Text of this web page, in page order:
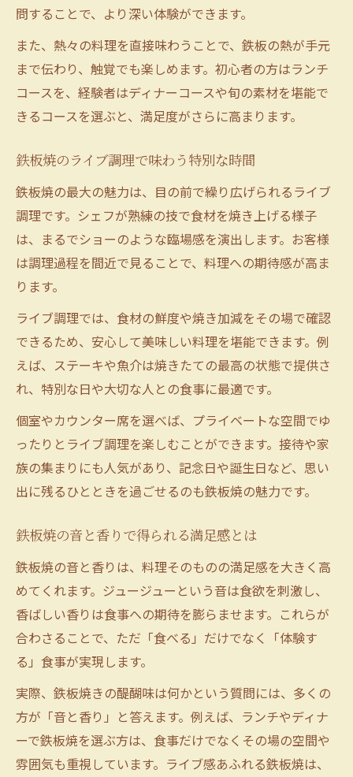
問することで、より深い体験ができます。
また、熱々の料理を直接味わうことで、鉄板の熱が手元
まで伝わり、触覚でも楽しめます。初心者の方はランチ
コースを、経験者はディナーコースや旬の素材を堪能で
きるコースを選ぶと、満足度がさらに高まります。
鉄板焼のライブ調理で味わう特別な時間
鉄板焼の最大の魅力は、目の前で繰り広げられるライブ
調理です。シェフが熟練の技で食材を焼き上げる様子
は、まるでショーのような臨場感を演出します。お客様
は調理過程を間近で見ることで、料理への期待感が高ま
ります。
ライブ調理では、食材の鮮度や焼き加減をその場で確認
できるため、安心して美味しい料理を堪能できます。例
えば、ステーキや魚介は焼きたての最高の状態で提供さ
れ、特別な日や大切な人との食事に最適です。
個室やカウンター席を選べば、プライベートな空間でゆ
ったりとライブ調理を楽しむことができます。接待や家
族の集まりにも人気があり、記念日や誕生日など、思い
出に残るひとときを過ごせるのも鉄板焼の魅力です。
鉄板焼の音と香りで得られる満足感とは
鉄板焼の音と香りは、料理そのものの満足感を大きく高
めてくれます。ジュージューという音は食欲を刺激し、
香ばしい香りは食事への期待を膨らませます。これらが
合わさることで、ただ「食べる」だけでなく「体験す
る」食事が実現します。
実際、鉄板焼きの醍醐味は何かという質問には、多くの
方が「音と香り」と答えます。例えば、ランチやディナ
ーで鉄板焼を選ぶ方は、食事だけでなくその場の空間や
雰囲気も重視しています。ライブ感あふれる鉄板焼は、